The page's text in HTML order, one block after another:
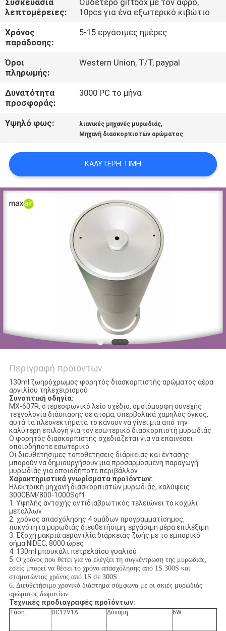
ΣΕ
ΕΠΑΦΉ
ΜΕ
ΖΗΤΉΣΤΕ
ΈΝΑ
ΑΠΌΣΠΑΣΜΑ
ONLINE
SITEMAP
Συσκευασία
λεπτομέρειες:
Ουδέτερο giftbox με τον αφρό,
10pcs για ένα εξωτερικό κιβώτιο
Χρόνος
παράδοσης:
5-15 εργάσιμες ημέρες
Όροι
πληρωμής:
Western Union, T/T, paypal
Δυνατότητα
προσφοράς:
3000 PC το μήνα
Υψηλό φως: λιανικές μηχανές μυρωδιάς,
Μηχανή διασκορπιστών αρώματος
ΚΑΛΎΤΕΡΗ ΤΙΜΉ
Περιγραφή προϊόντων
130ml ζωηρόχρωμος φορητός διασκορπιστής αρώματος αέρα
αργιλίου τηλεχειρισμού
Συνοπτική οδηγία:
MX-607R, στερεοφωνικό λείο σχέδιο, ομοιόμορφη συνεχής
τεχνολογία διάσπασης σε άτομα, υπερβολικά χαμηλός όγκος,
αυτά τα πλεονεκτήματα το κάνουν να γίνει μια από την
καλύτερη επιλογή για τον εσωτερικό διασκορπιστή μυρωδιάς.
Ο φορητός διασκορπιστής σχεδιάζεται για να επαινέσει
οποιοδήποτε εσωτερικό.
Οι διευθετήσιμες τοποθετήσεις διάρκειας και έντασης
μπορούν να δημιουργήσουν μια προσαρμοσμένη παραγωγή
μυρωδιάς για οποιοδήποτε περιβάλλον.
Χαρακτηριστικά γνωρίσματα προϊόντων:
Ηλεκτρική μηχανή διασκορπιστών μυρωδιάς, καλύψεις
300CBM/800-1000Sqft
1. Υψηλής αντοχής αντιδιαβρωτικός τελειώνει το κοχύλι
μετάλλων
2. χρόνος απασχόλησης 4 ομάδων προγραμματίσημος,
πυκνότητα μυρωδιάς διευθετήσιμη, εργάσιμη μέρα επιλέξιμη
3. Έξοχη μακριά αεραντλία διάρκειας ζωής με το εμπορικό
σήμα NIDEC, 8000 ώρες
4. 130ml μπουκάλι πετρελαίου γυαλιού
5. Ο χρόνος που θέτει για να ελέγξει τη συγκέντρωση της μυρωδιάς,
εσείς μπορεί να θέσει το χρόνο απασχόλησης από 1S 300S και
σταματώντας χρόνος από 1S σε 300S
6. Διευθετήσιμο χρονικό διάστημα σύμφωνα με οι σκιές μυρωδιάς
αρώματος δωματίων
Τεχνικές προδιαγραφές προϊόντων:
Τάση: DC12V1A Δύναμη: 6W